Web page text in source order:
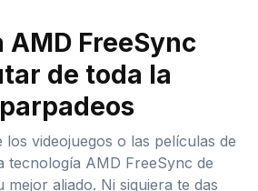
FreeSync
de toda la
los videojuegos o las películas de
tecnología AMD FreeSync de
aliado. Ni siquiera te das